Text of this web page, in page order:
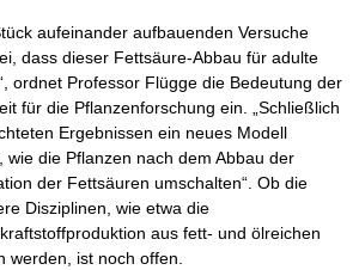
aufeinander aufbauenden Versuche
dass dieser Fettsäure-Abbau für adulte
ordnet Professor Flügge die Bedeutung der
für die Pflanzenforschung ein. „Schließlich
Ergebnissen ein neues Modell
wie die Pflanzen nach dem Abbau der
der Fettsäuren umschalten“. Ob die
Disziplinen, wie etwa die
aus fett- und ölreichen
werden, ist noch offen.